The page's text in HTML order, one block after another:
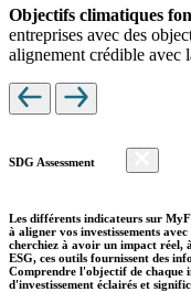
Objectifs climatiques
entreprises avec des
alignement crédible avec
SDG Assessment
Les différents indicateurs sur
à aligner vos investissements
cherchiez à avoir un impact réel,
ESG, ces outils fournissent des
Comprendre l'objectif de chaque
d'investissement éclairés et